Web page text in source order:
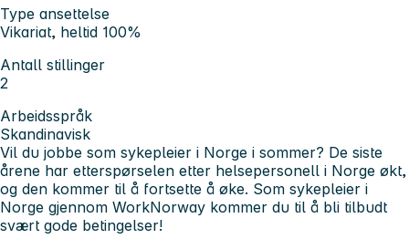
Type ansettelse
Vikariat, heltid 100%
Antall stillinger
2
Arbeidsspråk
Skandinavisk
Vil du jobbe som sykepleier i Norge i sommer? De siste
årene har etterspørselen etter helsepersonell i Norge økt,
og den kommer til å fortsette å øke. Som sykepleier i
Norge gjennom WorkNorway kommer du til å bli tilbudt
svært gode betingelser!